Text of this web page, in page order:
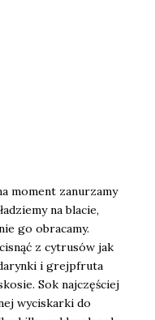
moment zanurzamy
na blacie,
go obracamy.
z cytrusów jak
i grejpfruta
Sok najczęściej
wyciskarki do